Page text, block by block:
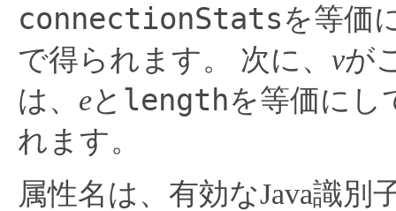
connectionStatsを等価
で得られます。
次に、 vが
は、 eと lengthを等価にし
れます。
属性名は、有効なJava識